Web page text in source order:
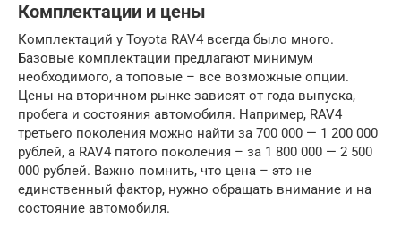
Комплектации и цены
Комплектаций у Toyota RAV4 всегда было много.
Базовые комплектации предлагают минимум
необходимого, а топовые – все возможные опции.
Цены на вторичном рынке зависят от года выпуска,
пробега и состояния автомобиля. Например, RAV4
третьего поколения можно найти за 700 000 — 1 200 000
рублей, а RAV4 пятого поколения – за 1 800 000 — 2 500
000 рублей. Важно помнить, что цена – это не
единственный фактор, нужно обращать внимание и на
состояние автомобиля.